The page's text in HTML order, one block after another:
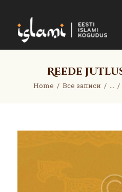
Reede jutlus
Home Все записи ...
Events
About